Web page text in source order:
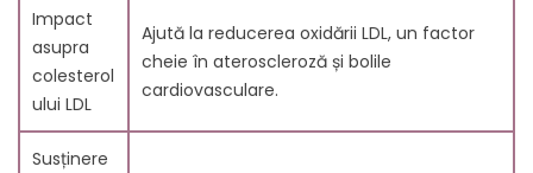
colesterolului
8.2. Combinarea C60 cu alte practici benefice pentru
inimă
9. Întrebări frecvente despre C60
10. Studii științifice despre C60 și beneficiile sale pentru
sănătate
Impact
asupra
colesterol
ului LDL
Ajută la reducerea oxidării LDL, un factor
cheie în ateroscleroză și bolile
cardiovasculare.
Susținere